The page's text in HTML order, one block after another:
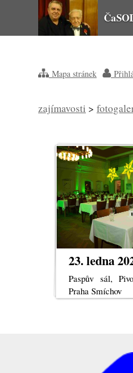
Mapa stránek
zajímavosti >
Paspův sál,
Praha Smíchov